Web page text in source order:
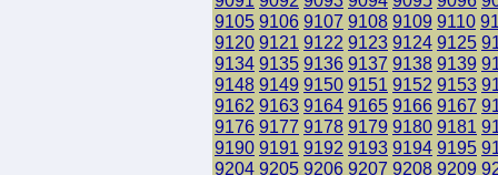
9105 9106 9107 9108 9109 9110
9120 9121 9122 9123 9124 9125
9134 9135 9136 9137 9138 9139
9148 9149 9150 9151 9152 9153
9162 9163 9164 9165 9166 9167
9176 9177 9178 9179 9180 9181
9190 9191 9192 9193 9194 9195
9204 9205 9206 9207 9208 9209